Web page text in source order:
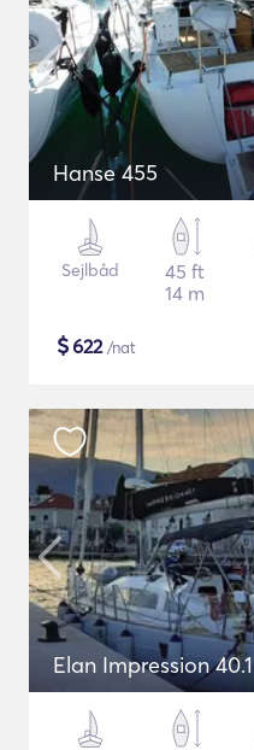
Hanse 455
Sejlbåd
45 ft
14 m
$622/nat
Elan Impression 40.1